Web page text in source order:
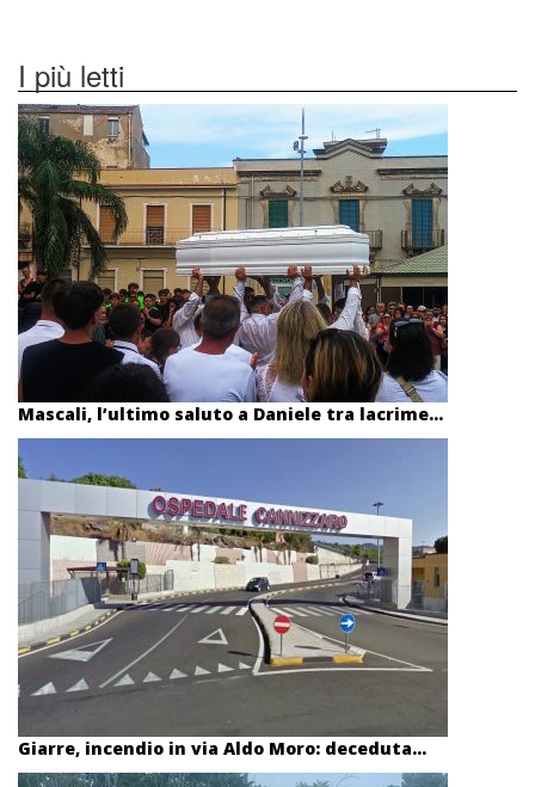
I più letti
Mascali, l’ultimo saluto a Daniele tra lacrime...
Giarre, incendio in via Aldo Moro: deceduta...